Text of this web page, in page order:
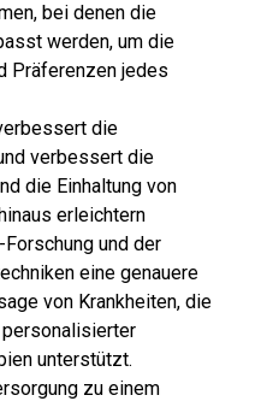
bei denen die
werden, um die
Präferenzen jedes
die
verbessert die
die Einhaltung von
erleichtern
und der
eine genauere
von Krankheiten, die
unterstützt.
zu einem